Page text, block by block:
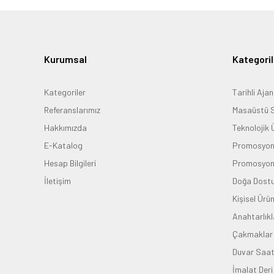
Kurumsal
Kategoriler
Referanslarımız
Hakkımızda
E-Katalog
Hesap Bilgileri
İletişim
Tarihli
Masaüstü
Teknolojik
Doğa
Kişisel
Çakmaklar
Duvar
İmalat